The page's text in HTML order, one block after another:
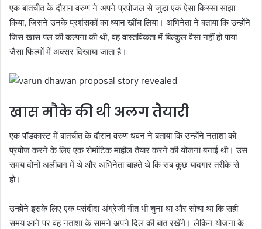
एक बातचीत के दौरान वरुण ने अपने प्रपोजल से जुड़ा एक ऐसा किस्सा साझा
किया, जिसने उनके प्रशंसकों का ध्यान खींच लिया। अभिनेता ने बताया कि उन्होंने
जिस खास पल की कल्पना की थी, वह वास्तविकता में बिल्कुल वैसा नहीं हो पाया
जैसा फिल्मों में अक्सर दिखाया जाता है।
खास मौके की थी अलग तैयारी
एक पॉडकास्ट में बातचीत के दौरान वरुण धवन ने बताया कि उन्होंने नताशा को
प्रपोज करने के लिए एक रोमांटिक माहौल तैयार करने की योजना बनाई थी। उस
समय दोनों अलीबाग में थे और अभिनेता चाहते थे कि सब कुछ यादगार तरीके से
हो।
उन्होंने इसके लिए एक पसंदीदा अंग्रेजी गीत भी चुना था और सोचा था कि सही
समय आने पर वह नताशा के सामने अपने दिल की बात रखेंगे। लेकिन योजना के